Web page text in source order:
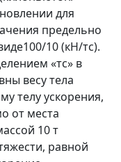
для
предельно
10 (кН/тс).
«тс» в
весу тела
телу ускорения,
от места
10 т
равной